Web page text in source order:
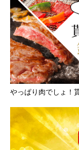
やっぱり肉でしょ！